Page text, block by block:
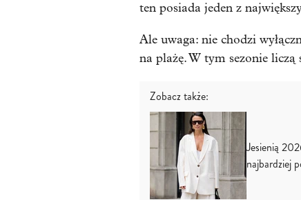
ten posiada jeden z
Ale uwaga: nie chodzi
na plażę. W tym sezonie liczą
Zobacz także:
Jesienią
najbardziej